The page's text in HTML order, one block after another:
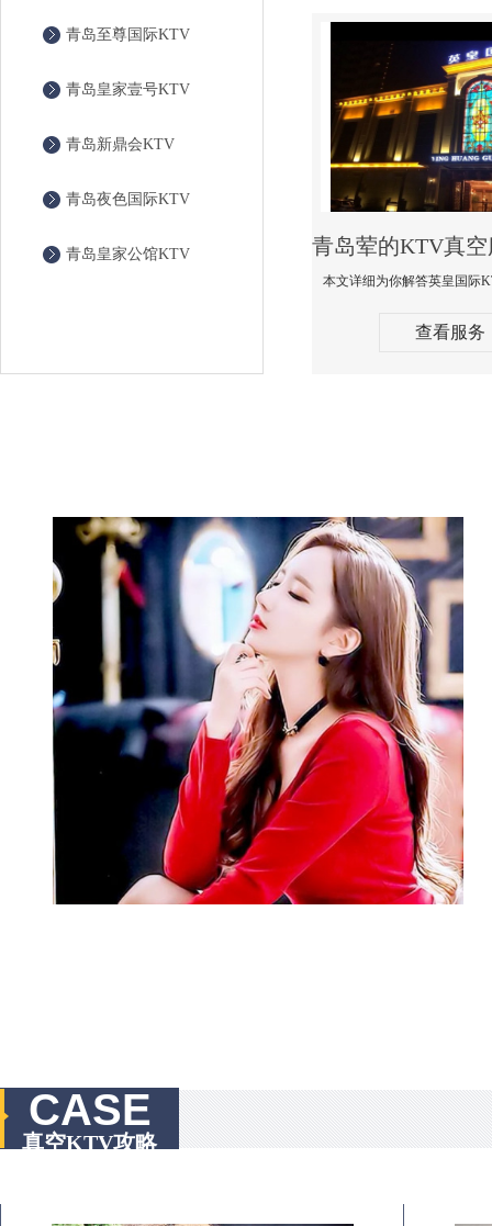
青岛至尊国际KTV
青岛皇家壹号KTV
青岛新鼎会KTV
青岛夜色国际KTV
青岛皇家公馆KTV
查看服务
CASE
真空KTV攻略